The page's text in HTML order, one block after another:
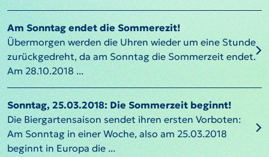
Am Sonntag endet die Sommerezit!
Übermorgen werden die Uhren wieder um eine Stunde
zurückgedreht, da am Sonntag die Sommerzeit endet.
Am 28.10.2018 ...
Sonntag, 25.03.2018: Die Sommerzeit beginnt!
Die Biergartensaison sendet ihren ersten Vorboten:
Am Sonntag in einer Woche, also am 25.03.2018
beginnt in Europa die ...